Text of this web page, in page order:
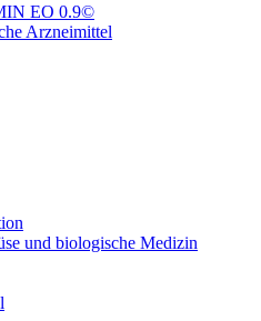
EO 0.9©
Arzneimittel
und biologische Medizin